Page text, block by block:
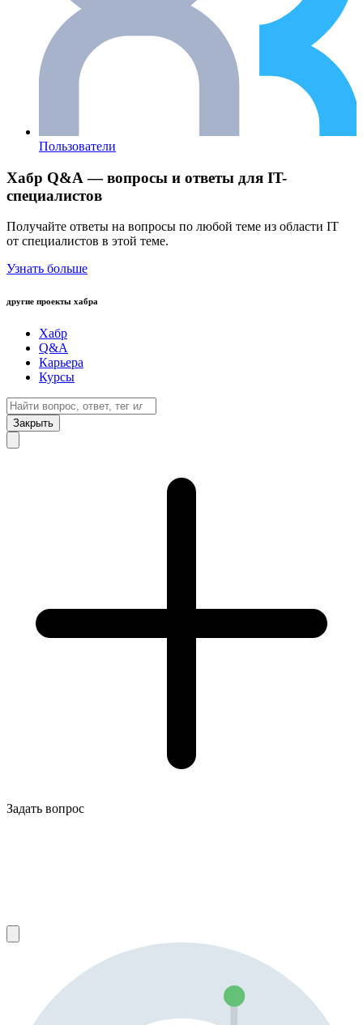
Пользователи
Хабр Q&A — вопросы и ответы для IT-
специалистов
Получайте ответы на вопросы по любой теме из области IT
от специалистов в этой теме.
Узнать больше
другие проекты хабра
Хабр
Q&A
Карьера
Курсы
Закрыть
Задать вопрос